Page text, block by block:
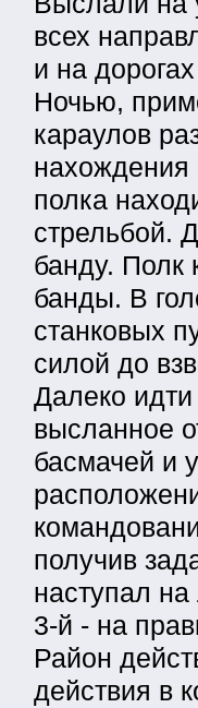
всех
и на
Ночью,
караулов
нахождения
полка
стрельбой.
банду. Полк
банды. В
станковых
силой до
Далеко
высланное
басмачей и
получив
наступал
3-й - на
Район
действия в